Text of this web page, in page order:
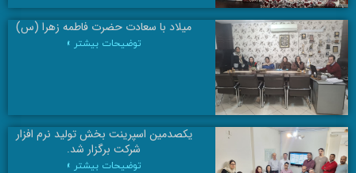
میلاد با سعادت حضرت فاطمه زهرا (س)
توضیحات بیشتر »
یکصدمین اسپرینت بخش تولید نرم افزار
شرکت برگزار شد.
توضیحات بیشتر »